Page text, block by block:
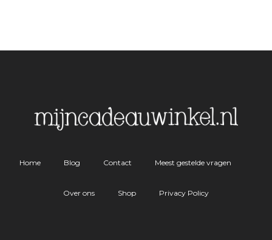
Home Blog Contact Meest gestelde vragen
Over ons Shop Privacy Policy